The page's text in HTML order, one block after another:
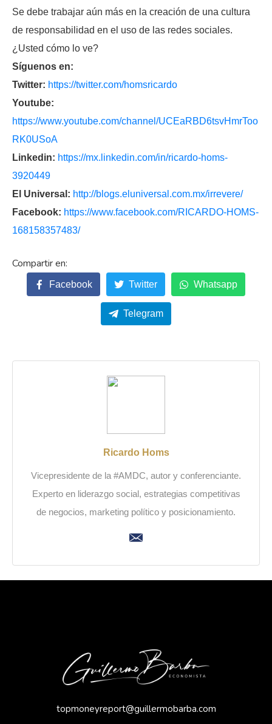
Se debe trabajar aún más en la creación de una cultura
de responsabilidad en el uso de las redes sociales.
¿Usted cómo lo ve?
Síguenos en:
Twitter: https://twitter.com/homsricardo
Youtube:
https://www.youtube.com/channel/UCEaRBD6tsvHmrToo
RK0USoA
Linkedin: https://mx.linkedin.com/in/ricardo-homs-
3920449
El Universal: http://blogs.eluniversal.com.mx/irrevere/
Facebook: https://www.facebook.com/RICARDO-HOMS-
168158357483/
Facebook Twitter Whatsapp
Telegram
Ricardo Homs
Vicepresidente de la #AMDC, autor y conferenciante.
Experto en liderazgo social, estrategias competitivas
de negocios, marketing político y posicionamiento.
topmoneyreport@guillermobarba.com